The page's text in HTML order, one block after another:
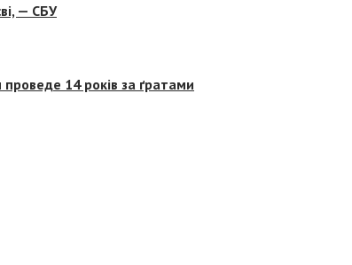
— СБУ
14 років за ґратами